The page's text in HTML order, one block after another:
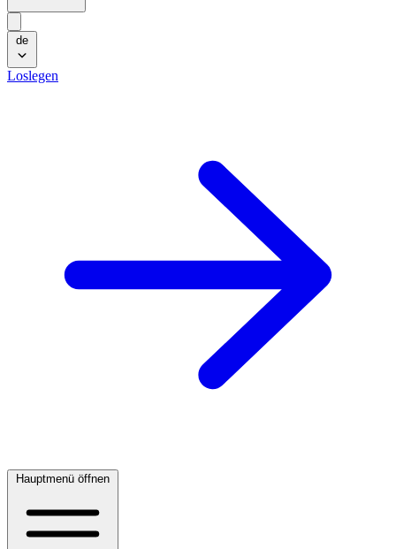
de
Loslegen
Hauptmenü öffnen